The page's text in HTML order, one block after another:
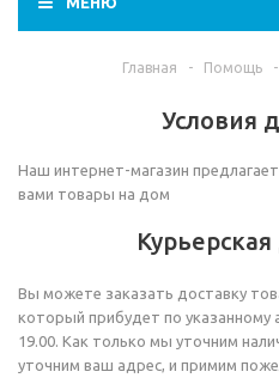
Главная - Помощь -
Условия
Наш интернет-магазин
вами товары на дом
Вы можете заказать доставку
который прибудет по указанному
19.00. Как только мы уточним
уточним ваш адрес, и примим